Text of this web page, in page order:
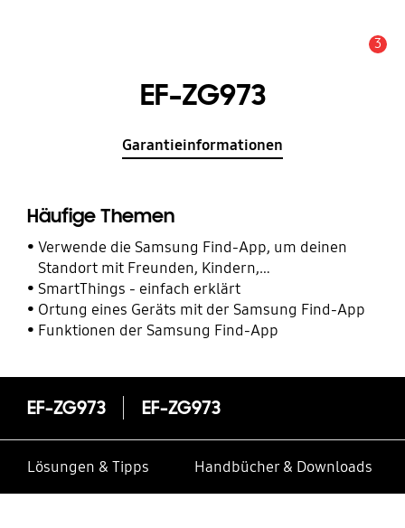
3
EF-ZG973
Garantieinformationen
Häufige Themen
Verwende die Samsung Find-App, um deinen
Standort mit Freunden, Kindern,
Familienmitgliedern und anderen Kontakten zu
teilen
SmartThings - einfach erklärt
Ortung eines Geräts mit der Samsung Find-App
Funktionen der Samsung Find-App
EF-ZG973 EF-ZG973
Lösungen & Tipps Handbücher & Downloads